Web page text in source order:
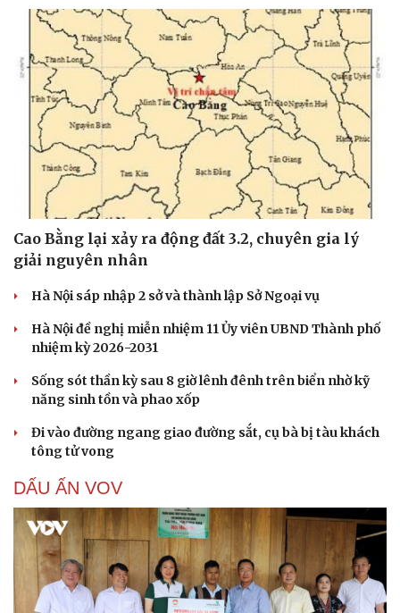
Cao Bằng lại xảy ra động đất 3.2, chuyên gia lý
giải nguyên nhân
Hà Nội sáp nhập 2 sở và thành lập Sở Ngoại vụ
Hà Nội đề nghị miễn nhiệm 11 Ủy viên UBND Thành phố
nhiệm kỳ 2026-2031
Sống sót thần kỳ sau 8 giờ lênh đênh trên biển nhờ kỹ
năng sinh tồn và phao xốp
Đi vào đường ngang giao đường sắt, cụ bà bị tàu khách
tông tử vong
DẤU ẤN VOV